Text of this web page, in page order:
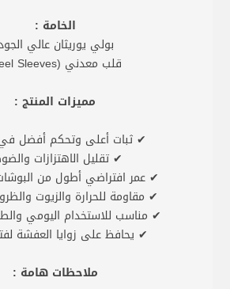
الخامة :
بولي يوريثان عالي
قلب معدني (Steel Sleeves)
مميزات المنتج :
✔ ثبات أعلى وتحكم أفضل في
✔ تقليل الاهتزازات
✔ عمر افتراضي أطول من
✔ مقاومة للحرارة والزيوت
✔ مناسب للاستخدام اليومي
✔ يحافظ على زوايا العفشة
ملاحظات هامة :